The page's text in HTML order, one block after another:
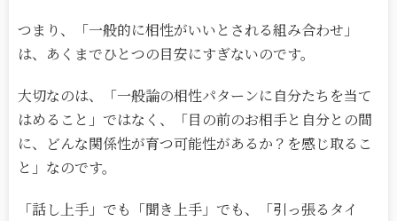
つまり、「一般的に相性がいいとされる組み合わせ」
は、あくまでひとつの目安にすぎないのです。
大切なのは、「一般論の相性パターンに自分たちを当て
はめること」ではなく、「目の前のお相手と自分との間
に、どんな関係性が育つ可能性があるか？を感じ取るこ
と」なのです。
「話し上手」でも「聞き上手」でも、「引っ張るタイ